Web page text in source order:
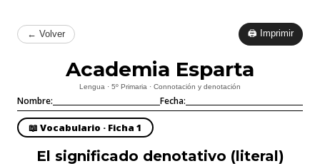
← Volver 🖨 Imprimir
Academia Esparta
Lengua · 5º Primaria · Connotación y denotación
Nombre: Fecha:
📖 Vocabulario · Ficha 1
El significado denotativo (literal)